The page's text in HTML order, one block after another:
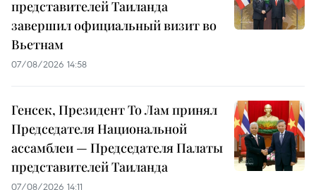
представителей Таиланда
завершил официальный визит во
Вьетнам
07/08/2026 14:58
Генсек, Президент То Лам принял
Председателя Национальной
ассамблеи — Председателя Палаты
представителей Таиланда
07/08/2026 14:11